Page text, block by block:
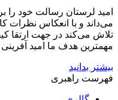
امید لرستان رسالت خود را
می‌داند و با انعکاس نظرات
تلاش می‌کند در جهت ارتقا
مهمترین هدف ما امید
بیشتر بدانید
فهرست راهبری